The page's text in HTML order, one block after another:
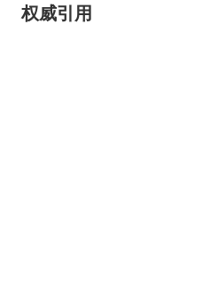
权威引用